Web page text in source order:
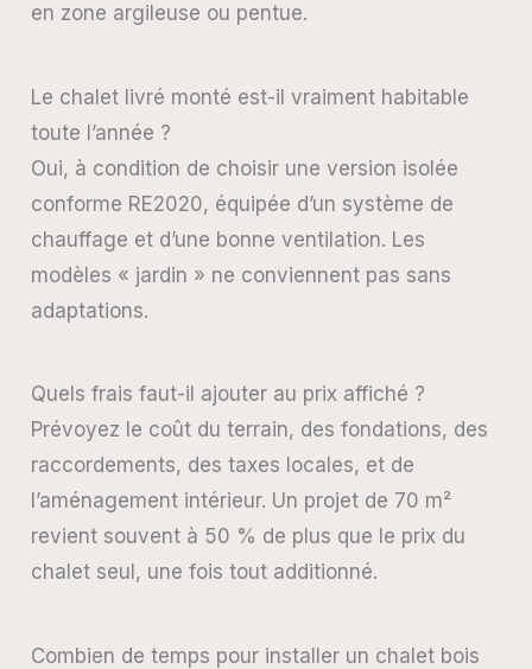
en zone argileuse ou pentue.
Le chalet livré monté est-il vraiment habitable
toute l’année ?
Oui, à condition de choisir une version isolée
conforme RE2020, équipée d’un système de
chauffage et d’une bonne ventilation. Les
modèles « jardin » ne conviennent pas sans
adaptations.
Quels frais faut-il ajouter au prix affiché ?
Prévoyez le coût du terrain, des fondations, des
raccordements, des taxes locales, et de
l’aménagement intérieur. Un projet de 70 m²
revient souvent à 50 % de plus que le prix du
chalet seul, une fois tout additionné.
Combien de temps pour installer un chalet bois